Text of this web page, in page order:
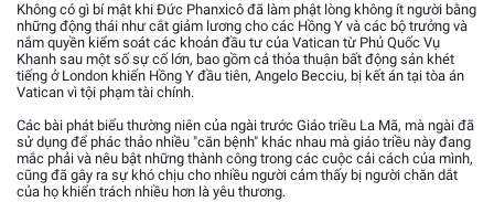
Không có gì bí mật khi Đức Phanxicô đã làm phật lòng không ít người bằng
những động thái như cắt giảm lương cho các Hồng Y và các bộ trưởng và
nắm quyền kiểm soát các khoản đầu tư của Vatican từ Phủ Quốc Vụ
Khanh sau một số sự cố lớn, bao gồm cả thỏa thuận bất động sản khét
tiếng ở London khiến Hồng Y đầu tiên, Angelo Becciu, bị kết án tại tòa án
Vatican vì tội phạm tài chính.
Các bài phát biểu thường niên của ngài trước Giáo triều La Mã, mà ngài đã
sử dụng để phác thảo nhiều "căn bệnh" khác nhau mà giáo triều này đang
mắc phải và nêu bật những thành công trong các cuộc cải cách của mình,
cũng đã gây ra sự khó chịu cho nhiều người cảm thấy bị người chăn dắt
của họ khiển trách nhiều hơn là yêu thương.